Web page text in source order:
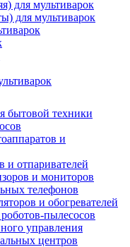
для мультиварок
для мультиварок
бытовой техники
и
и отпаривателей
и мониторов
телефонов
и обогревателей
пылесосов
управления
центров